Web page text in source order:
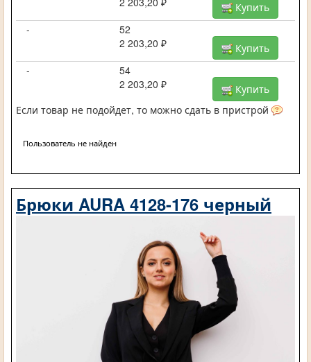
Купить
-
52
2 203,20 ₽
Купить
-
54
2 203,20 ₽
Купить
Если товар не подойдет, то можно сдать в пристрой
Пользователь не найден
Брюки AURA 4128-176 черный